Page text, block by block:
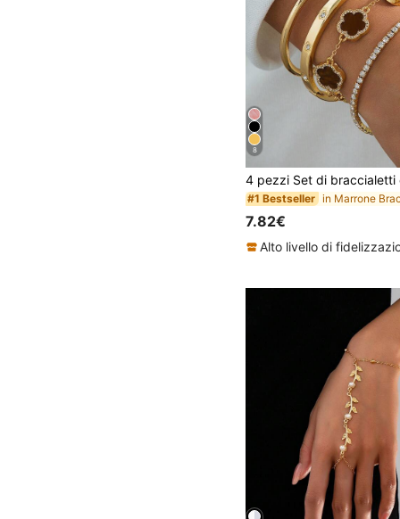
8
#1 Bestseller
7.82€